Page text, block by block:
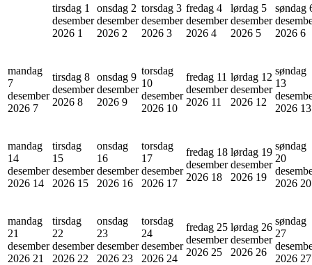
tirsdag 1
desember
2026 1
onsdag 2
desember
2026 2
torsdag 3
desember
2026 3
fredag 4
desember
2026 4
lørdag 5
desember
2026 5
søndag
2026 6
mandag
7
desember
2026 7
tirsdag 8
desember
2026 8
onsdag 9
desember
2026 9
torsdag
10
desember
2026 10
fredag 11
desember
2026 11
lørdag 12
desember
2026 12
søndag
13
2026 13
mandag
14
desember
2026 14
tirsdag
15
desember
2026 15
onsdag
16
desember
2026 16
torsdag
17
desember
2026 17
fredag 18
desember
2026 18
lørdag 19
desember
2026 19
søndag
20
2026 20
mandag
21
desember
2026 21
tirsdag
22
desember
2026 22
onsdag
23
desember
2026 23
torsdag
24
desember
2026 24
fredag 25
desember
2026 25
lørdag 26
desember
2026 26
søndag
27
2026 27